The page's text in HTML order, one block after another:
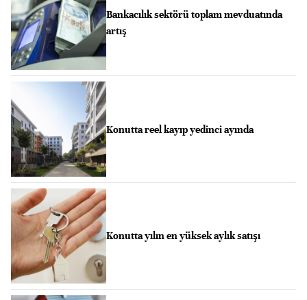
Bankacılık sektörü toplam mevduatında
artış
Konutta reel kayıp yedinci ayında
Konutta yılın en yüksek aylık satışı